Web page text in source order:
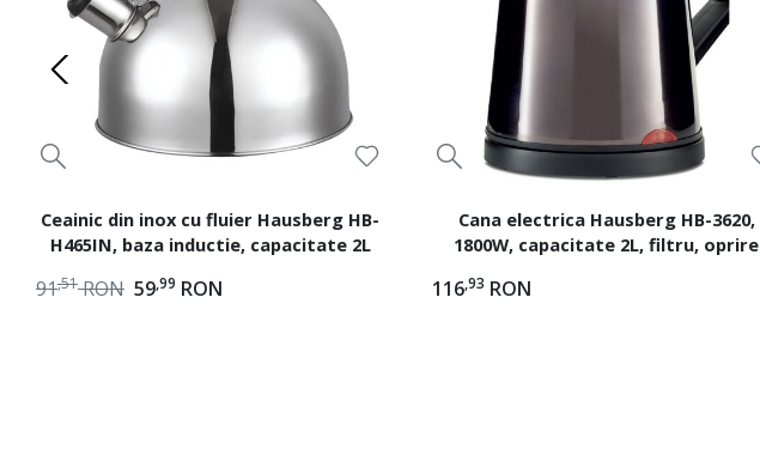
Ceainic din inox cu fluier Hausberg HB-
H465IN, baza inductie, capacitate 2L
59,99 RON
91,51 RON
Cana electrica Hausberg HB-3620,
1800W, capacitate 2L, filtru, oprire
termostat dublu, Inox
116,93 RON